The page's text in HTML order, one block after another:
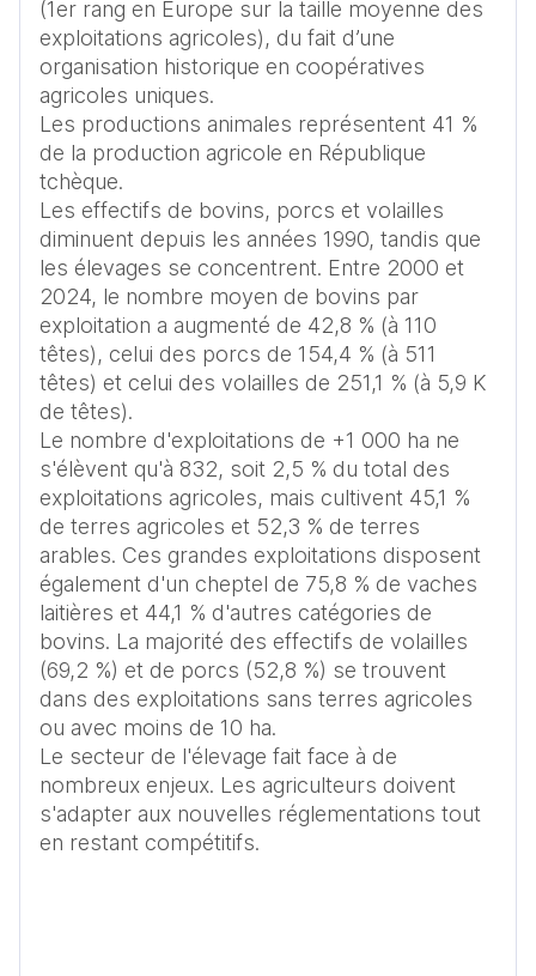
(1er rang en Europe sur la taille moyenne des
exploitations agricoles), du fait d’une
organisation historique en coopératives
agricoles uniques.
Les productions animales représentent 41 %
de la production agricole en République
tchèque.
Les effectifs de bovins, porcs et volailles
diminuent depuis les années 1990, tandis que
les élevages se concentrent. Entre 2000 et
2024, le nombre moyen de bovins par
exploitation a augmenté de 42,8 % (à 110
têtes), celui des porcs de 154,4 % (à 511
têtes) et celui des volailles de 251,1 % (à 5,9 K
de têtes).
Le nombre d'exploitations de +1 000 ha ne
s'élèvent qu'à 832, soit 2,5 % du total des
exploitations agricoles, mais cultivent 45,1 %
de terres agricoles et 52,3 % de terres
arables. Ces grandes exploitations disposent
également d'un cheptel de 75,8 % de vaches
laitières et 44,1 % d'autres catégories de
bovins. La majorité des effectifs de volailles
(69,2 %) et de porcs (52,8 %) se trouvent
dans des exploitations sans terres agricoles
ou avec moins de 10 ha.
Le secteur de l'élevage fait face à de
nombreux enjeux. Les agriculteurs doivent
s'adapter aux nouvelles réglementations tout